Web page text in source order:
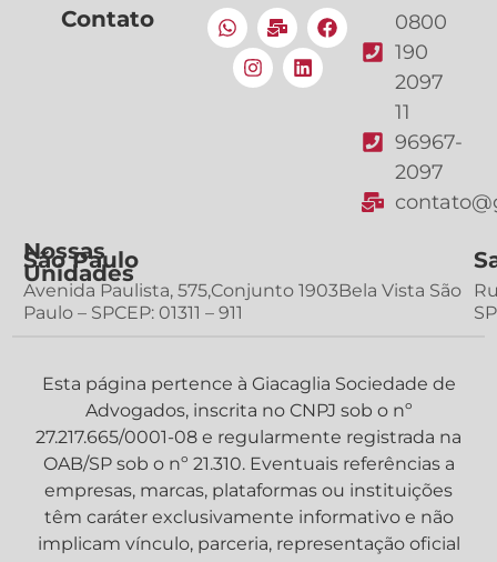
Contato
0800
190
2097
11
96967-
2097
Nossas
Unidades
São Paulo
Avenida Paulista, 575,Conjunto 1903Bela Vista São
Paulo – SPCEP: 01311 – 911
Esta página pertence à Giacaglia Sociedade de
Advogados, inscrita no CNPJ sob o nº
27.217.665/0001-08 e regularmente registrada na
OAB/SP sob o nº 21.310. Eventuais referências a
empresas, marcas, plataformas ou instituições
têm caráter exclusivamente informativo e não
implicam vínculo, parceria, representação oficial